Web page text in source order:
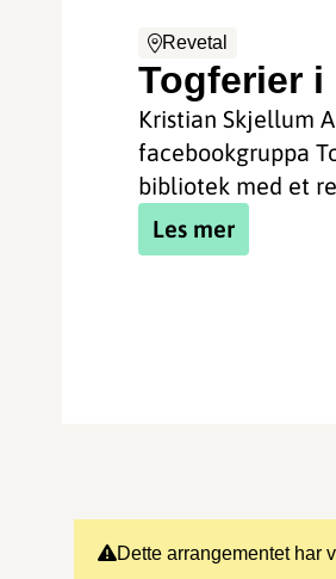
Revetal
Togferier i
Kristian Skjellum
facebookgruppa
bibliotek med et
Les mer
Dette arrangementet har